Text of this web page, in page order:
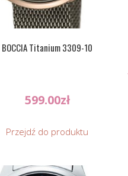
BOCCIA Titanium 3309-10
599.00zł
Przejdź do produktu